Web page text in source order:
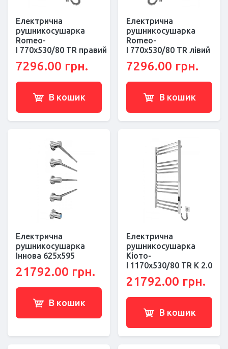
Електрична
рушникосушарка
Romeo-
І 770х530/80 ТR правий
7296.00 грн.
В кошик
Електрична
рушникосушарка
Romeo-
І 770х530/80 ТR лівий
7296.00 грн.
В кошик
Електрична
рушникосушарка
Іннова 625х595
21792.00 грн.
В кошик
Електрична
рушникосушарка
Кіото-
I 1170х530/80 TR К 2.0
21792.00 грн.
В кошик